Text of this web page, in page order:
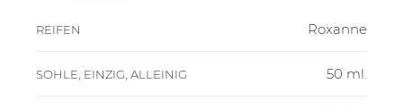
REIFEN Roxanne
SOHLE, EINZIG, ALLEINIG 50 ml.